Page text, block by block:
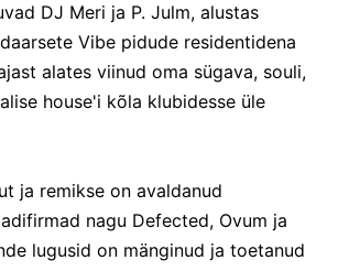
DJ Meri ja P. Julm, alustas
Vibe pidude residentidena
alates viinud oma sügava, souli,
house'i kõla klubidesse üle
ja remikse on avaldanud
nagu Defected, Ovum ja
lugusid on mänginud ja toetanud